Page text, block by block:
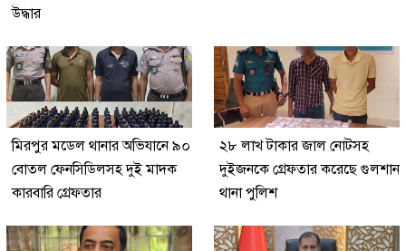
উদ্ধার
মিরপুর মডেল থানার অভিযানে ৯০
বোতল ফেনসিডিলসহ দুই মাদক
কারবারি গ্রেফতার
২৮ লাখ টাকার জাল নোটসহ
দুইজনকে গ্রেফতার করেছে গুলশান
থানা পুলিশ